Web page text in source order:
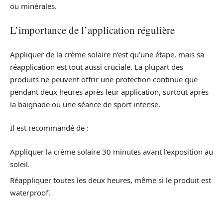
ou minérales.
L’importance de l’application régulière
Appliquer de la crème solaire n’est qu’une étape, mais sa
réapplication est tout aussi cruciale. La plupart des
produits ne peuvent offrir une protection continue que
pendant deux heures après leur application, surtout après
la baignade ou une séance de sport intense.
Il est recommandé de :
Appliquer la crème solaire 30 minutes avant l’exposition au
soleil.
Réappliquer toutes les deux heures, même si le produit est
waterproof.